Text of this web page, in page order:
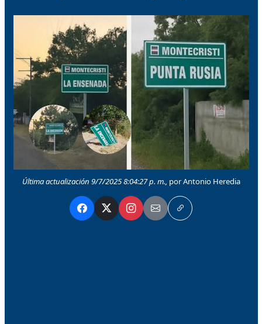
Última actualización 9/7/2025 8:04:27 p. m., por Antonio Heredia